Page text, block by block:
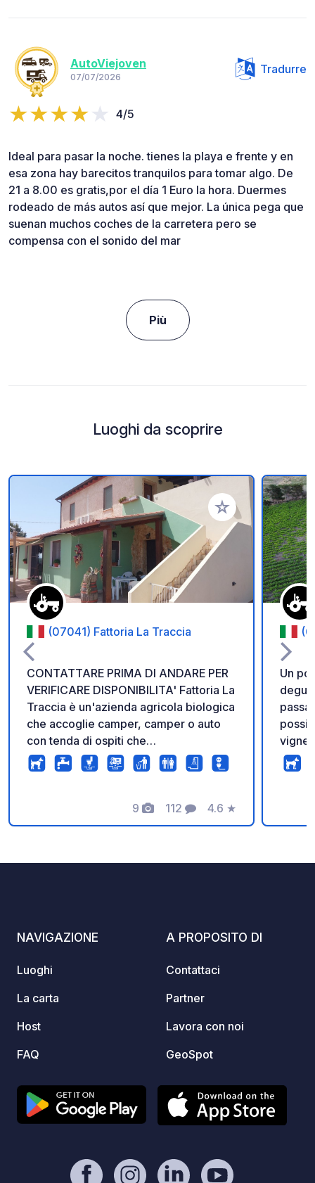
AutoViejoven
07/07/2026
Tradurre
4/5
Ideal para pasar la noche. tienes la playa e frente y en
esa zona hay barecitos tranquilos para tomar algo. De
21 a 8.00 es gratis,por el día 1 Euro la hora. Duermes
rodeado de más autos así que mejor. La única pega que
suenan muchos coches de la carretera pero se
compensa con el sonido del mar
Più
Luoghi da scoprire
Aggiungi ai tuoi
(07041) Fattoria La Traccia
CONTATTARE PRIMA DI ANDARE PER
VERIFICARE DISPONIBILITA' Fattoria La
Traccia è un'azienda agricola biologica
che accoglie camper, camper o auto
con tenda di ospiti che
USUFRUISCONO DEL SERVIZIO
RISTORANTE almeno una notte.
desidera soggiornare in un luogo
tranquillo e usufruire dei servizi
riprendere il proprio viaggio o la
immerso nel verde è possibile fermarsi
per una o più notti, il costo del
l'anno, 30€ a Luglio e Agosto, per un
persona maggiore di 11 anni si richiede
include tutti i servizi: elettricità, acqua
(carico/scarico) e uso del bagno
completo di doccia con acqua calda.
ad uno sconto di 10€ sul pernotto. Il
prezzo della cena completa è di 40 € a
9
Foto
112
Commenti
4.6
Valutazione
★
Un
NAVIGAZIONE
Luoghi
La carta
Host
FAQ
A PROPOSITO DI
Contattaci
Partner
Lavora con noi
GeoSpot